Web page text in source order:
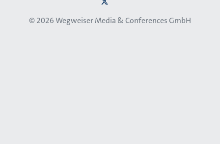
© 2026Wegweiser Media & Conferences GmbH